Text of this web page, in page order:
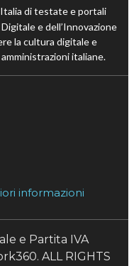
di testate e portali
e dell’Innovazione
la cultura digitale e
italiane.
informazioni
e Partita IVA
ALL RIGHTS